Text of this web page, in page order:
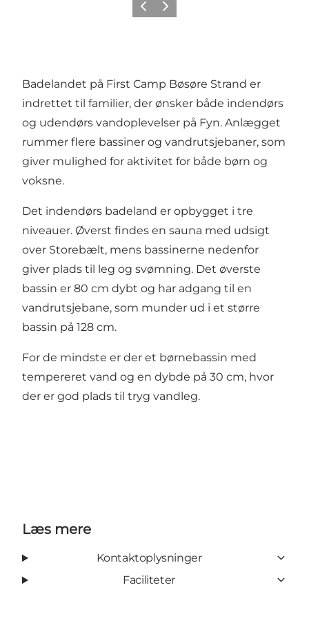
ForrigeNæste
Badelandet på First Camp Bøsøre Strand er
indrettet til familier, der ønsker både indendørs
og udendørs vandoplevelser på Fyn. Anlægget
rummer flere bassiner og vandrutsjebaner, som
giver mulighed for aktivitet for både børn og
voksne.
Det indendørs badeland er opbygget i tre
niveauer. Øverst findes en sauna med udsigt
over Storebælt, mens bassinerne nedenfor
giver plads til leg og svømning. Det øverste
bassin er 80 cm dybt og har adgang til en
vandrutsjebane, som munder ud i et større
bassin på 128 cm.
For de mindste er der et børnebassin med
tempereret vand og en dybde på 30 cm, hvor
der er god plads til tryg vandleg.
Læs mere
Kontaktoplysninger
Faciliteter